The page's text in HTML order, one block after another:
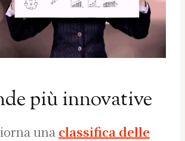
più innovative
una classifica delle